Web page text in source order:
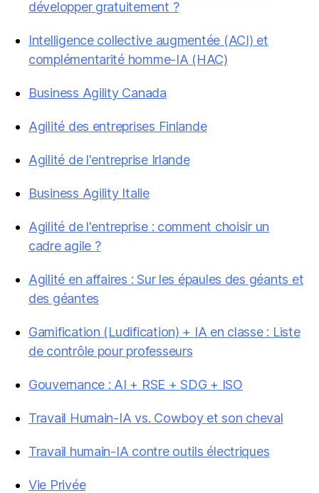
développer gratuitement ?
Intelligence collective augmentée (ACI) et
complémentarité homme-IA (HAC)
Business Agility Canada
Agilité des entreprises Finlande
Agilité de l'entreprise Irlande
Business Agility Italie
Agilité de l'entreprise : comment choisir un
cadre agile ?
Agilité en affaires : Sur les épaules des géants et
des géantes
Gamification (Ludification) + IA en classe : Liste
de contrôle pour professeurs
Gouvernance : AI + RSE + SDG + ISO
Travail Humain-IA vs. Cowboy et son cheval
Travail humain-IA contre outils électriques
Vie Privée